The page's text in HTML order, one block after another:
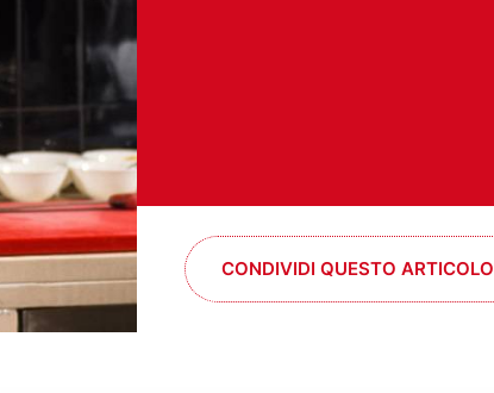
CONDIVIDI QUESTO ARTICOLO